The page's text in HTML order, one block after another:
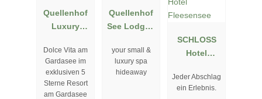
Quellenhof
Luxury
Lazise
Dolce Vita am
Gardasee im
exklusiven 5
Sterne Resort
am Gardasee
Quellenhof
See Lodge -
your small &
luxury spa
hideaway
SCHLOSS
Hotel
Jeder Abschlag
ein Erlebnis.